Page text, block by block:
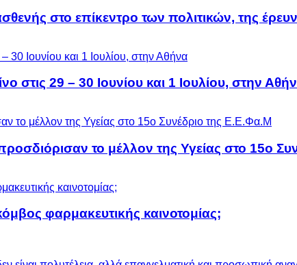
στο επίκεντρο των πολιτικών, της
στις 29 – 30 Ιουνίου και 1 Ιουλίου, στην
το μέλλον της Υγείας στο 15ο
φαρμακευτικής καινοτομίας;